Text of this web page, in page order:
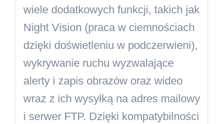
wiele dodatkowych funkcji, takich jak
Night Vision (praca w ciemnościach
dzięki doświetleniu w podczerwieni),
wykrywanie ruchu wyzwalające
alerty i zapis obrazów oraz wideo
wraz z ich wysyłką na adres mailowy
i serwer FTP. Dzięki kompatybilności